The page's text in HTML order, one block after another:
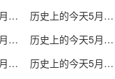
历史上的今天5月13日
历史上的今天5月14日
历史上的今天5月19日
历史上的今天5月20日
历史上的今天5月25日
历史上的今天5月26日